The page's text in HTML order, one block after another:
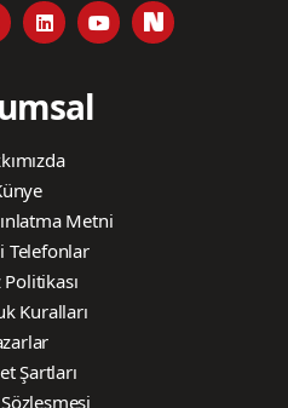
Metni
Telefonlar
Politikası
Kuralları
Şartları